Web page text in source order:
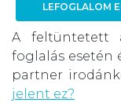
LEFOGLALOM
A feltüntetett
foglalás esetén
partner
jelent ez?